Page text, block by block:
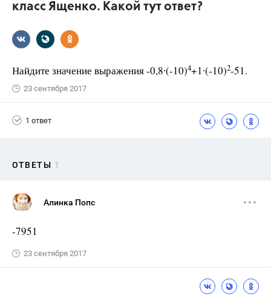
класс Ященко. Какой тут ответ?
Найдите значение выражения -0,8∙(-10)4+1∙(-10)2-51.
23 сентября 2017
1 ответ
ОТВЕТЫ 1
Алинка Попс
-7951
23 сентября 2017